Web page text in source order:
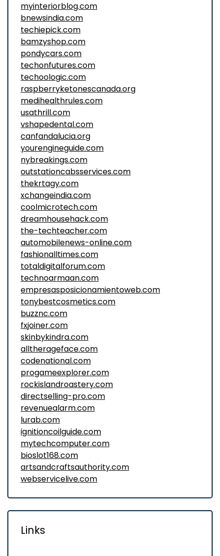
myinteriorblog.com
bnewsindia.com
techiepick.com
bamzyshop.com
pondycars.com
techonfutures.com
techoologic.com
raspberryketonescanada.org
medihealthrules.com
usathrill.com
vshapedental.com
canfandalucia.org
yourengineguide.com
nybreakings.com
outstationcabsservices.com
thekrtagy.com
xchangeindia.com
coolmicrotech.com
dreamhousehack.com
the-techteacher.com
automobilenews-online.com
fashionalltimes.com
totaldigitalforum.com
technoarmaan.com
empresasposicionamientoweb.com
tonybestcosmetics.com
buzznc.com
fxjoiner.com
skinbykindra.com
alltherageface.com
codenational.com
progameexplorer.com
rockislandroastery.com
directselling-pro.com
revenuealarm.com
lurab.com
ignitioncoilguide.com
mytechcomputer.com
bioslot168.com
artsandcraftsauthority.com
webservicelive.com
Links